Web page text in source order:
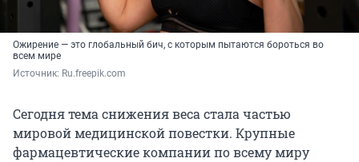
Ожирение — это глобальный бич, с которым пытаются бороться во
всем мире
Источник: Ru.freepik.com
Сегодня тема снижения веса стала частью
мировой медицинской повестки. Крупные
фармацевтические компании по всему миру